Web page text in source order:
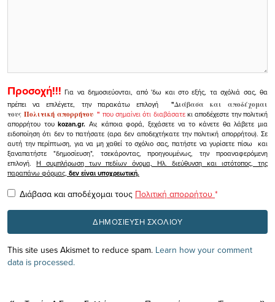
Προσοχή!!! Για να δημοσιεύονται, από 'δω και στο εξής, τα σχόλιά σας, θα
πρέπει να επιλέγετε, την παρακάτω επιλογή
"Διάβασα και αποδέχομαι
τουςΠολιτική απορρήτου" που σημαίνει ότι διαβάσατεκι αποδέχεστε την πολιτική
απορρήτου τουkozan.gr. Αν, κάποια φορά, ξεχάσετε να το κάνετε θα λάβετε μια
ειδοποίηση ότι δεν το πατήσατε (αρα δεν αποδεχτήκατε την πολιτική απορρήτου). Σε
αυτή την περίπτωση, για να μη χαθεί το σχόλιο σας, πατήστε να γυρίσετε πίσω και
ξαναπατήστε "δημοσίευση", τσεκάροντας, προηγουμένως, την προαναφερόμενη
επιλογή.Η συμπλήρωση των πεδίων όνομα, Ηλ. διεύθυνση και ιστότοπος, της
παραπάνω φόρμας, δεν είναι υποχρεωτική.
Διάβασα και αποδέχομαι τους Πολιτική απορρήτου *
This site uses Akismet to reduce spam. Learn how your comment
data is processed.